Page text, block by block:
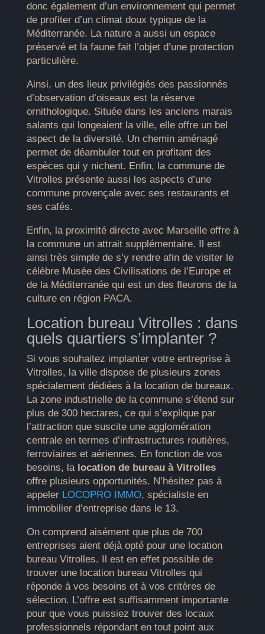
donc également d’un environnement qui permet
de profiter d’un climat doux typique de la
Méditerranée. La nature a aussi un espace
préservé et la faune fait l’objet d’une protection
particulière.
Ainsi, un des lieux privilégiés des passionnés
d’observation d’oiseaux est la réserve
ornithologique. Située dans les anciens marais
salants qui longeaient la ville, elle offre un bel
aspect de la diversité. Un chemin aménagé
permet de déambuler tout en profitant des
espèces qui y nichent. Enfin, la commune de
Vitrolles présente aussi les aspects d’une
commune provençale avec ses restaurants et
ses cafés.
Enfin, la proximité directe avec Marseille offre à
la commune un attrait supplémentaire. Il est
ainsi très simple de s’y rendre afin de visiter le
célèbre Musée des Civilisations de l’Europe et
de la Méditerranée qui est un des fleurons de la
culture en région PACA.
Location bureau Vitrolles : dans
quels quartiers s’implanter ?
Si vous souhaitez implanter votre entreprise à
Vitrolles, la ville dispose de plusieurs zones
spécialement dédiées à la location de bureaux.
La zone industrielle de la commune s’étend sur
plus de 300 hectares, ce qui s’explique par
l’attraction que suscite une agglomération
centrale en termes d’infrastructures routières,
ferroviaires et aériennes. En fonction de vos
besoins, la location de bureau à Vitrolles
offre plusieurs opportunités. N’hésitez pas à
appeler LOCOPRO IMMO, spécialiste en
immobilier d’entreprise dans le 13.
On comprend aisément que plus de 700
entreprises aient déjà opté pour une location
bureau Vitrolles. Il est en effet possible de
trouver une location bureau Vitrolles qui
réponde à vos besoins et à vos critères de
sélection. L’offre est suffisamment importante
pour que vous puissiez trouver des locaux
professionnels répondant en tout point aux